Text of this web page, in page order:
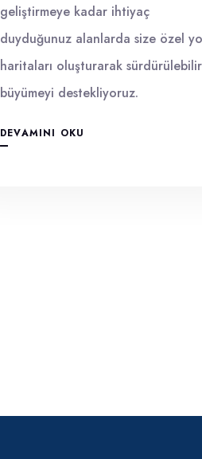
geliştirmeye kadar ihtiyaç
duyduğunuz alanlarda size özel
haritaları oluşturarak sürdürülebilir
büyümeyi destekliyoruz.
DEVAMINI OKU